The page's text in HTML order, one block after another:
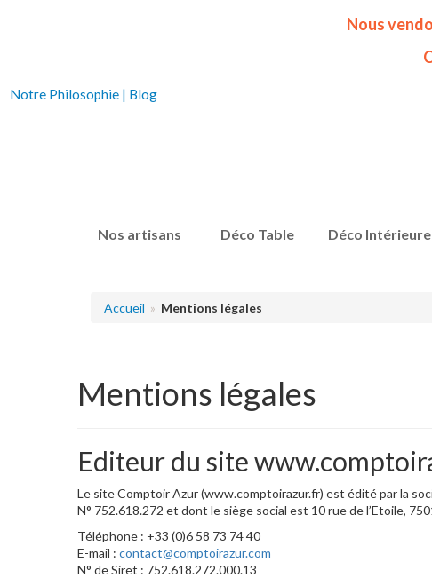
Nos artisans Déco Table Déco Intérieure
Nous
Notre Philosophie | Blog
Accueil Mentions légales
Mentions légales
Editeur du site
Le site Comptoir Azur (www.comptoirazur.fr) est édité par la
N° 752.618.272 et dont le siège social est 10 rue de l’Etoile,
Téléphone : +33 (0)6 58 73 74 40
E-mail : contact@comptoirazur.com
N° de Siret : 752.618.272.000.13